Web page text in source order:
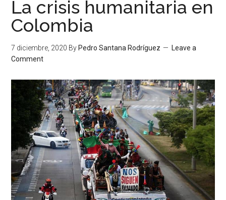
La crisis humanitaria en
Colombia
7 diciembre, 2020 By Pedro Santana Rodríguez
Leave a
Comment